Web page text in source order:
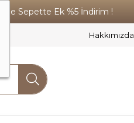
Sepette Ek %5 İndirim !
Hakkımızda